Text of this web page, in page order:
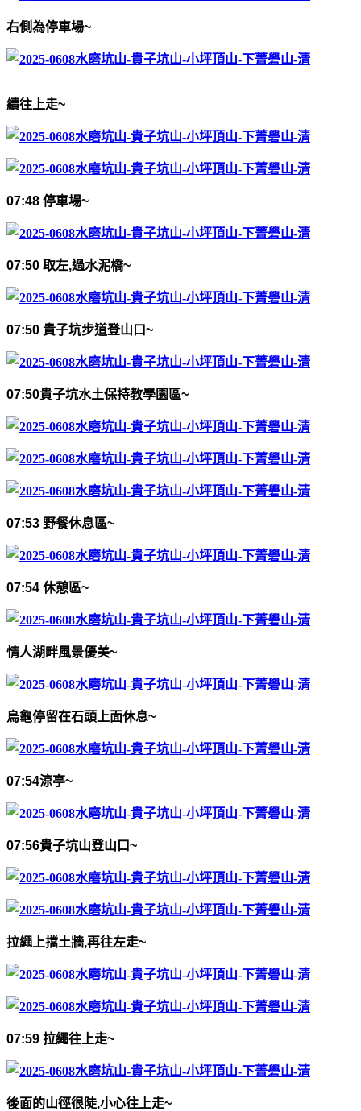
右側為停車場~
續往上走~
07:48 停車場~
07:50 取左,過水泥橋~
07:50 貴子坑步道登山口~
07:50貴子坑水土保持教學園區~
07:53 野餐休息區~
07:54 休憩區~
情人湖畔風景優美~
烏龜停留在石頭上面休息~
07:54涼亭~
07:56貴子坑山登山口~
拉繩上擋土牆,再往左走~
07:59 拉繩往上走~
後面的山徑很陡,小心往上走~